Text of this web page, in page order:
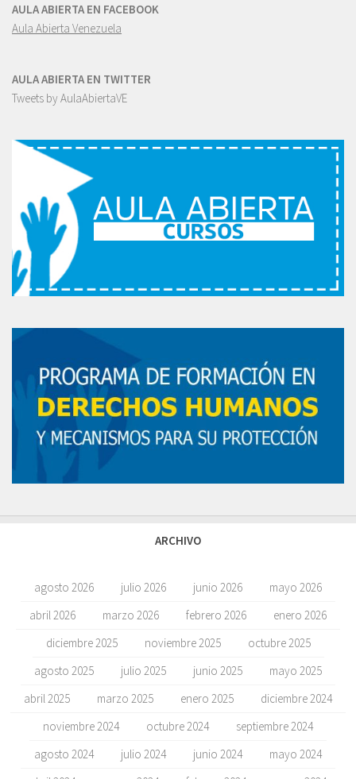
AULA ABIERTA EN FACEBOOK
Aula Abierta Venezuela
AULA ABIERTA EN TWITTER
Tweets by AulaAbiertaVE
ARCHIVO
agosto 2026 julio 2026 junio 2026
mayo 2026
abril 2026
marzo 2026 febrero 2026
enero 2026
diciembre 2025
noviembre 2025
octubre 2025
agosto 2025
julio 2025 junio 2025
mayo 2025
abril 2025
marzo 2025 enero 2025
diciembre 2024
noviembre 2024
octubre 2024
septiembre 2024
agosto 2024
julio 2024 junio 2024
mayo 2024